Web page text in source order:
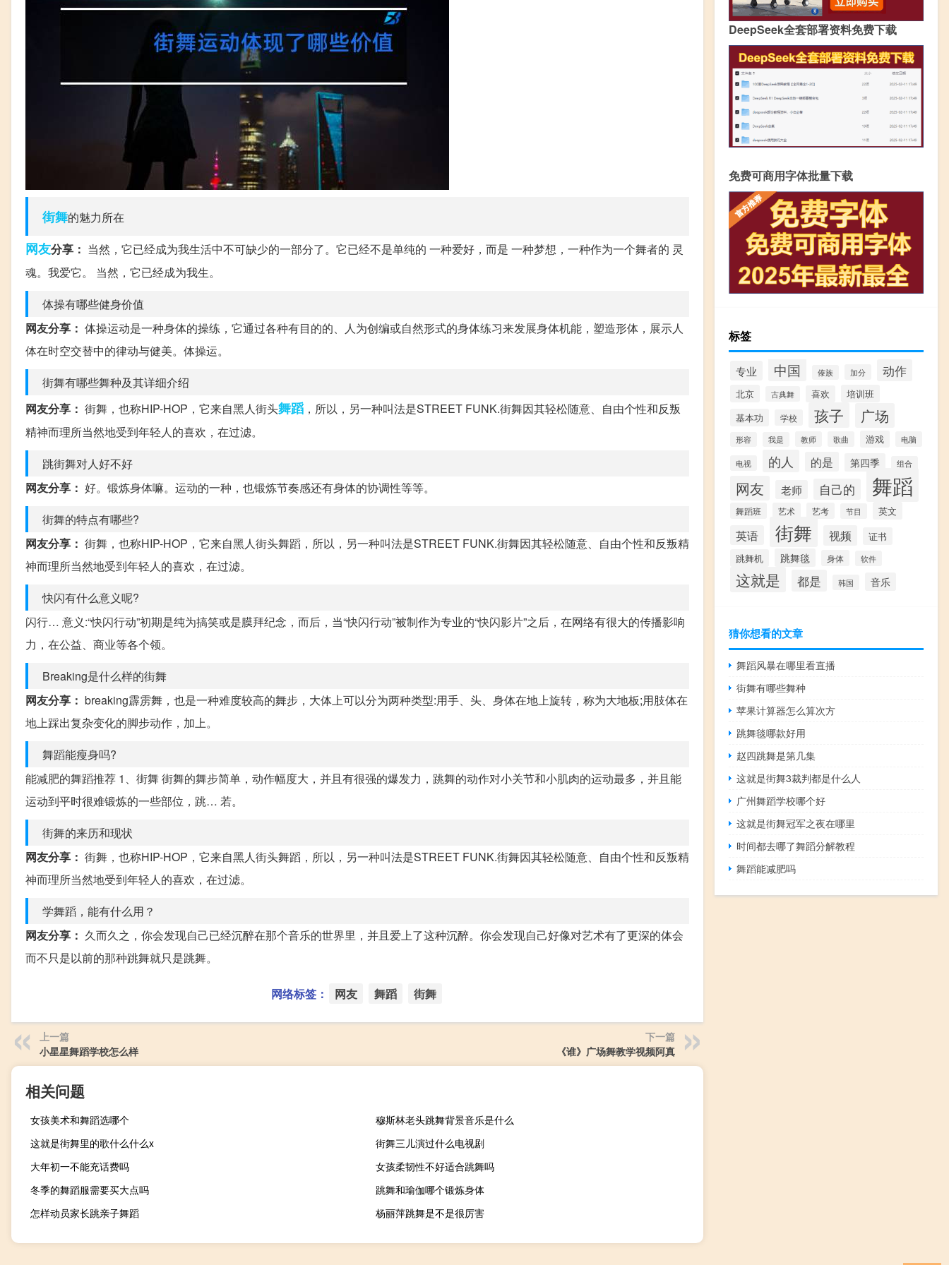
街舞的魅力所在
网友分享： 当然，它已经成为我生活中不可缺少的一部分了。它已经不是单纯的 一种爱好，而是 一种梦想，一种作为一个舞者的 灵
魂。我爱它。 当然，它已经成为我生。
体操有哪些健身价值
网友分享： 体操运动是一种身体的操练，它通过各种有目的的、人为创编或自然形式的身体练习来发展身体机能，塑造形体，展示人
体在时空交替中的律动与健美。体操运。
街舞有哪些舞种及其详细介绍
网友分享： 街舞，也称HIP-HOP，它来自黑人街头舞蹈 ，所以，另一种叫法是STREET FUNK.街舞因其轻松随意、自由个性和反叛
精神而理所当然地受到年轻人的喜欢，在过滤。
跳街舞对人好不好
网友分享： 好。锻炼身体嘛。运动的一种，也锻炼节奏感还有身体的协调性等等。
街舞的特点有哪些?
网友分享： 街舞，也称HIP-HOP，它来自黑人街头舞蹈，所以，另一种叫法是STREET FUNK.街舞因其轻松随意、自由个性和反叛精
神而理所当然地受到年轻人的喜欢，在过滤。
快闪有什么意义呢?
闪行… 意义:“快闪行动”初期是纯为搞笑或是膜拜纪念，而后，当“快闪行动”被制作为专业的“快闪影片”之后，在网络有很大的传播影响
力，在公益、商业等各个领。
Breaking是什么样的街舞
网友分享： breaking霹雳舞，也是一种难度较高的舞步，大体上可以分为两种类型:用手、头、身体在地上旋转，称为大地板;用肢体在
地上踩出复杂变化的脚步动作，加上。
舞蹈能瘦身吗?
能减肥的舞蹈推荐 1、街舞 街舞的舞步简单，动作幅度大，并且有很强的爆发力，跳舞的动作对小关节和小肌肉的运动最多，并且能
运动到平时很难锻炼的一些部位，跳… 若。
街舞的来历和现状
网友分享： 街舞，也称HIP-HOP，它来自黑人街头舞蹈，所以，另一种叫法是STREET FUNK.街舞因其轻松随意、自由个性和反叛精
神而理所当然地受到年轻人的喜欢，在过滤。
学舞蹈，能有什么用？
网友分享： 久而久之，你会发现自己已经沉醉在那个音乐的世界里，并且爱上了这种沉醉。你会发现自己好像对艺术有了更深的体会
而不只是以前的那种跳舞就只是跳舞。
网络标签： 网友 舞蹈 街舞
上一篇
小星星舞蹈学校怎么样
下一篇
《谁》广场舞教学视频阿真
相关问题
女孩美术和舞蹈选哪个
穆斯林老头跳舞背景音乐是什么
这就是街舞里的歌什么什么x
街舞三儿演过什么电视剧
大年初一不能充话费吗
女孩柔韧性不好适合跳舞吗
冬季的舞蹈服需要买大点吗
跳舞和瑜伽哪个锻炼身体
怎样动员家长跳亲子舞蹈
杨丽萍跳舞是不是很厉害
DeepSeek全套部署资料免费下载
免费可商用字体批量下载
标签
专业 中国 傣族 加分 动作
北京 古典舞 喜欢
培训班
基本功
学校 孩子 广场
形容 我是 教师 歌曲 游戏 电脑
电视 的人 的是 第四季 组合
网友 老师 自己的 舞蹈
舞蹈班 艺术 艺考 节目 英文
英语 街舞 视频
证书
跳舞机
跳舞毯 身体 软件
这就是 都是 韩国 音乐
猜你想看的文章
舞蹈风暴在哪里看直播
街舞有哪些舞种
苹果计算器怎么算次方
跳舞毯哪款好用
赵四跳舞是第几集
这就是街舞3裁判都是什么人
广州舞蹈学校哪个好
这就是街舞冠军之夜在哪里
时间都去哪了舞蹈分解教程
舞蹈能减肥吗